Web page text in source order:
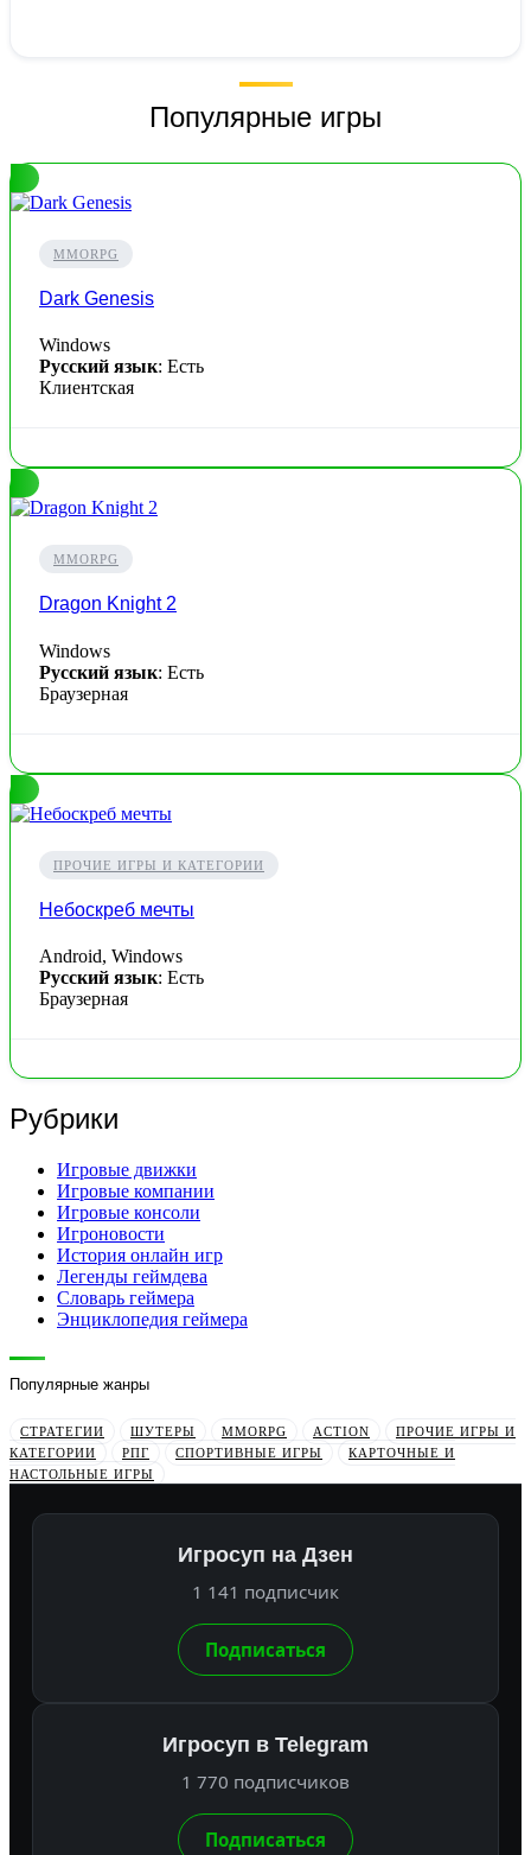
Популярные игры
MMORPG
Dark Genesis
Windows
Русский язык: Есть
Клиентская
MMORPG
Dragon Knight 2
Windows
Русский язык: Есть
Браузерная
ПРОЧИЕ ИГРЫ И КАТЕГОРИИ
Небоскреб мечты
Android, Windows
Русский язык: Есть
Браузерная
Рубрики
Игровые движки
Игровые компании
Игровые консоли
Игроновости
История онлайн игр
Легенды геймдева
Словарь геймера
Энциклопедия геймера
Популярные жанры
СТРАТЕГИИ ШУТЕРЫ MMORPG ACTION
ПРОЧИЕ ИГРЫ И
КАТЕГОРИИ
РПГ СПОРТИВНЫЕ ИГРЫ
КАРТОЧНЫЕ И
НАСТОЛЬНЫЕ ИГРЫ
Игросуп на Дзен
1 141 подписчик
Подписаться
Игросуп в Telegram
1 770 подписчиков
Подписаться